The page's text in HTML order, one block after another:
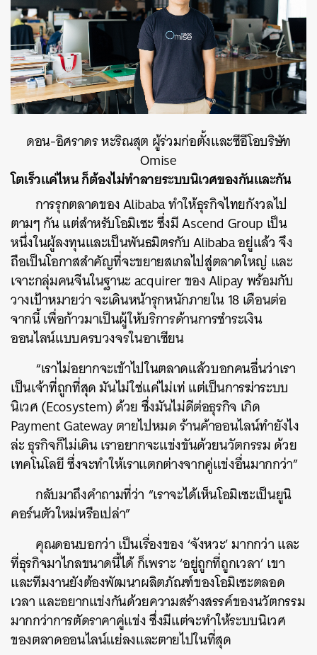
ดอน-อิศราดร หะริณสุต ผู้ร่วมก่อตั้งและซีอีโอบริษัท
Omise
โตเร็วแค่ไหน ก็ต้องไม่ทำลายระบบนิเวศของกันและกัน
การรุกตลาดของ Alibaba ทำให้ธุรกิจไทยกังวลไป
ตามๆ กัน แต่สำหรับโอมิเซะ ซึ่งมี Ascend Group เป็น
หนึ่งในผู้ลงทุนและเป็นพันธมิตรกับ Alibaba อยู่แล้ว จึง
ถือเป็นโอกาสสำคัญที่จะขยายสเกลไปสู่ตลาดใหญ่ และ
เจาะกลุ่มคนจีนในฐานะ acquirer ของ Alipay พร้อมกับ
วางเป้าหมายว่า จะเดินหน้ารุกหนักภายใน 18 เดือนต่อ
จากนี้ เพื่อก้าวมาเป็นผู้ให้บริการด้านการชำระเงิน
ออนไลน์แบบครบวงจรในอาเซียน
“เราไม่อยากจะเข้าไปในตลาดแล้วบอกคนอื่นว่าเรา
เป็นเจ้าที่ถูกที่สุด มันไม่ใช่แค่ไม่เท่ แต่เป็นการฆ่าระบบ
นิเวศ (Ecosystem) ด้วย ซึ่งมันไม่ดีต่อธุรกิจ เกิด
Payment Gateway ตายไปหมด ร้านค้าออนไลน์ทำยังไง
ล่ะ ธุรกิจก็ไม่เดิน เราอยากจะแข่งขันด้วยนวัตกรรม ด้วย
เทคโนโลยี ซึ่งจะทำให้เราแตกต่างจากคู่แข่งอื่นมากกว่า”
กลับมาถึงคำถามที่ว่า “เราจะได้เห็นโอมิเซะเป็นยูนิ
คอร์นตัวใหม่หรือเปล่า”
คุณดอนบอกว่า เป็นเรื่องของ ‘จังหวะ’ มากกว่า และ
ที่ธุรกิจมาไกลขนาดนี้ได้ ก็เพราะ ‘อยู่ถูกที่ถูกเวลา’ เขา
และทีมงานยังต้องพัฒนาผลิตภัณฑ์ของโอมิเซะตลอด
เวลา และอยากแข่งกันด้วยความสร้างสรรค์ของนวัตกรรม
มากกว่าการตัดราคาคู่แข่ง ซึ่งมีแต่จะทำให้ระบบนิเวศ
ของตลาดออนไลน์แย่ลงและตายไปในที่สุด